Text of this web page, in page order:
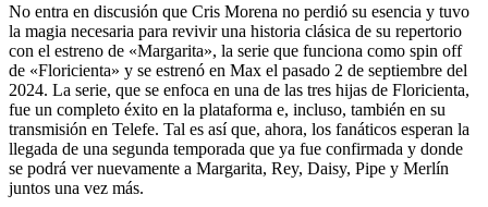
No entra en discusión que Cris Morena no perdió su esencia y tuvo
la magia necesaria para revivir una historia clásica de su repertorio
con el estreno de «Margarita», la serie que funciona como spin off
de «Floricienta» y se estrenó en Max el pasado 2 de septiembre del
2024. La serie, que se enfoca en una de las tres hijas de Floricienta,
fue un completo éxito en la plataforma e, incluso, también en su
transmisión en Telefe. Tal es así que, ahora, los fanáticos esperan la
llegada de una segunda temporada que ya fue confirmada y donde
se podrá ver nuevamente a Margarita, Rey, Daisy, Pipe y Merlín
juntos una vez más.